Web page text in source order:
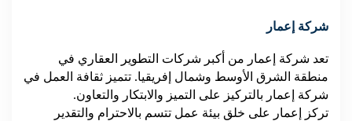
شركة إعمار
تعد شركة إعمار من أكبر شركات التطوير العقاري في
منطقة الشرق الأوسط وشمال إفريقيا. تتميز ثقافة العمل في
شركة إعمار بالتركيز على التميز والابتكار والتعاون.
تركز إعمار على خلق بيئة عمل تتسم بالاحترام والتقدير